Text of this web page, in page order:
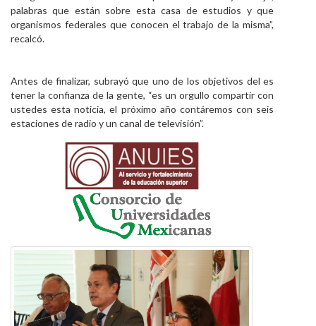
palabras que están sobre esta casa de estudios y que
organismos federales que conocen el trabajo de la misma”,
recalcó.
Antes de finalizar, subrayó que uno de los objetivos del es
tener la confianza de la gente, “es un orgullo compartir con
ustedes esta noticia, el próximo año contáremos con seis
estaciones de radio y un canal de televisión”.